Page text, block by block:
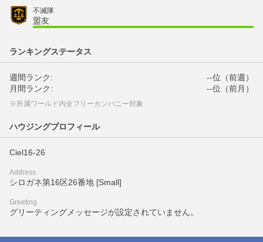
不滅隊
盟友
ランキングステータス
週間ランク:
--位（前週）
月間ランク:
--位（前月）
※所属ワールド内全フリーカンパニー対象
ハウジングプロフィール
Ciel16-26
Address
シロガネ第16区26番地 [Small]
Greeting
グリーティングメッセージが設定されていません。